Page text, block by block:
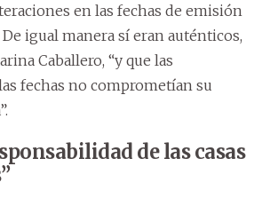
en las fechas de emisión
igual manera sí eran auténticos,
Caballero, “y que las
fechas no comprometían su
de las casas